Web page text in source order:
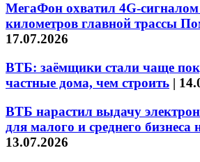
МегаФон охватил 4G-сигналом
километров главной трассы
17.07.2026
ВТБ: заёмщики стали чаще
частные дома, чем строить |
ВТБ нарастил выдачу
для малого и среднего бизнеса
13.07.2026